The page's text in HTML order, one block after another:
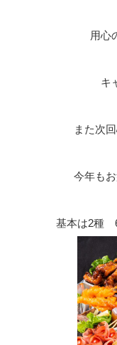
用心
キ
また次
今年も
基本は2種